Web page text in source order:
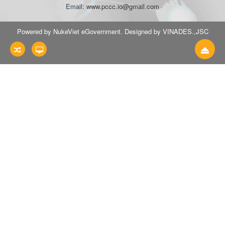
Email: www.pccc.io@gmail.com
Powered by NukeViet eGovernment. Designed by VINADES.,JSC